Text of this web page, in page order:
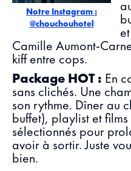
Notre Instagram :
@chouchouhotel
Camille Aumont-
kiff entre cops.
Package HOT : En
sans clichés. Une
son rythme. Dîner au
buffet), playlist et
sélectionnés pour
avoir à sortir. Juste
bien.